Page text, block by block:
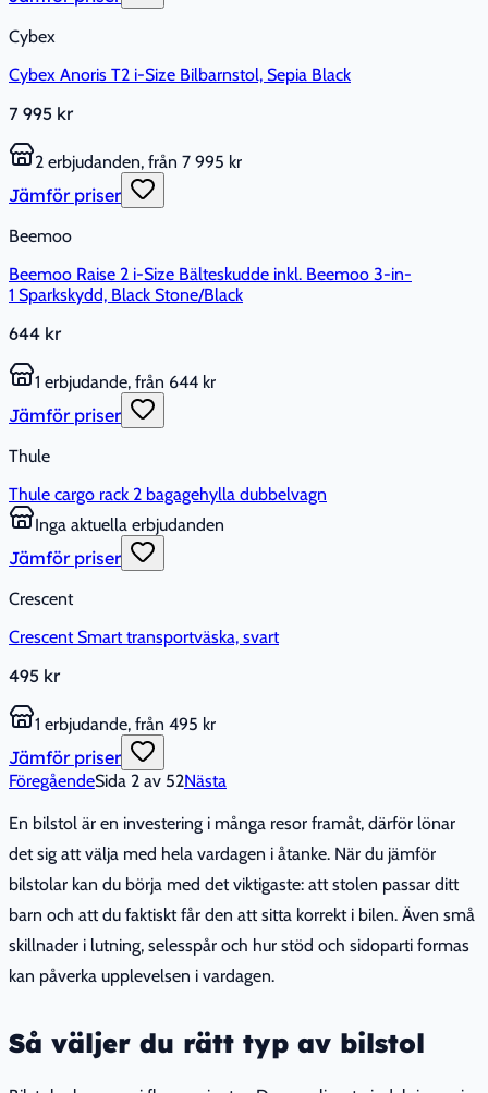
Cybex
Cybex Anoris T2 i-Size Bilbarnstol, Sepia Black
7 995 kr
2 erbjudanden, från 7 995 kr
Jämför priser
Beemoo
Beemoo Raise 2 i-Size Bälteskudde inkl. Beemoo 3-in-
1 Sparkskydd, Black Stone/Black
644 kr
1 erbjudande, från 644 kr
Jämför priser
Thule
Thule cargo rack 2 bagagehylla dubbelvagn
Inga aktuella erbjudanden
Jämför priser
Crescent
Crescent Smart transportväska, svart
495 kr
1 erbjudande, från 495 kr
Jämför priser
FöregåendeSida 2 av 52Nästa
En bilstol är en investering i många resor framåt, därför lönar
det sig att välja med hela vardagen i åtanke. När du jämför
bilstolar kan du börja med det viktigaste: att stolen passar ditt
barn och att du faktiskt får den att sitta korrekt i bilen. Även små
skillnader i lutning, selesspår och hur stöd och sidoparti formas
kan påverka upplevelsen i vardagen.
Så väljer du rätt typ av bilstol